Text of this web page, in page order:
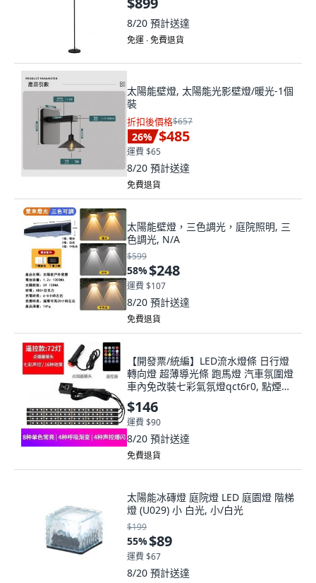
8/20 預計送達
免運 ∙ 免費退貨
太陽能壁燈, 太陽能光影壁燈/暖光-1個
裝
折扣後價格$657
26% $485
運費 $65
8/20 預計送達
免費退貨
太陽能壁燈，三色調光，庭院照明, 三
色調光, N/A
$599
58%$248
運費 $107
8/20 預計送達
免費退貨
【開發票/統編】LED流水燈條 日行燈
轉向燈 超薄導光條 跑馬燈 汽車氛圍燈
車內免改裝七彩氣氛燈qct6r0, 點煙器
插頭,一拖二（24燈冰藍常亮）一套
$146
運費 $90
8/20 預計送達
免費退貨
太陽能冰磚燈 庭院燈 LED 庭園燈 階梯
燈 (U029) 小 白光, 小/白光
$199
55%$89
運費 $67
8/20 預計送達